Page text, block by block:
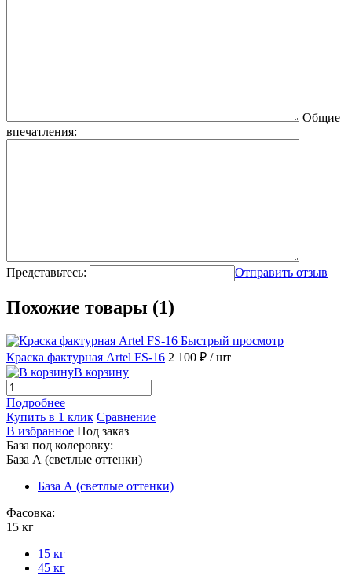
Общие
впечатления:
Представьтесь: Отправить отзыв
Похожие товары (1)
Быстрый просмотр
Краска фактурная Artel FS-16 2 100 ₽ / шт
В корзину
Подробнее
Купить в 1 клик Сравнение
В избранное Под заказ
База под колеровку:
База А (светлые оттенки)
База А (светлые оттенки)
Фасовка:
15 кг
15 кг
45 кг